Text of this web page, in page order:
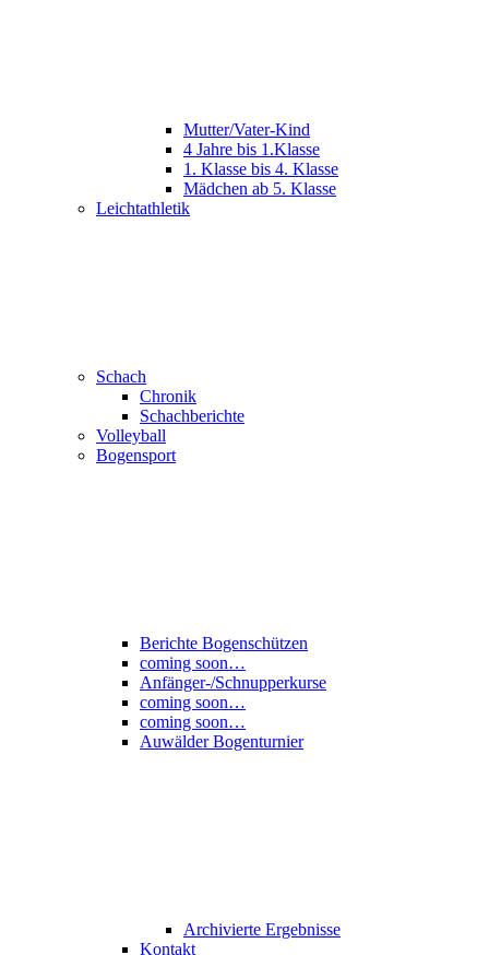
Mutter/Vater-Kind
4 Jahre bis 1.Klasse
1. Klasse bis 4. Klasse
Mädchen ab 5. Klasse
Leichtathletik
Schach
Chronik
Schachberichte
Volleyball
Bogensport
Berichte Bogenschützen
coming soon…
Anfänger-/Schnupperkurse
coming soon…
coming soon…
Auwälder Bogenturnier
Archivierte Ergebnisse
Kontakt